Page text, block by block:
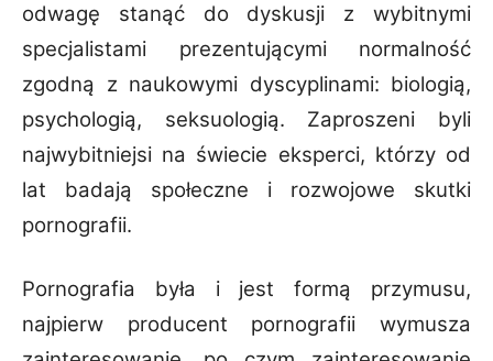
odwagę stanąć do dyskusji z wybitnymi
specjalistami prezentującymi normalność
zgodną z naukowymi dyscyplinami: biologią,
psychologią, seksuologią. Zaproszeni byli
najwybitniejsi na świecie eksperci, którzy od
lat badają społeczne i rozwojowe skutki
pornografii.
Pornografia była i jest formą przymusu,
najpierw producent pornografii wymusza